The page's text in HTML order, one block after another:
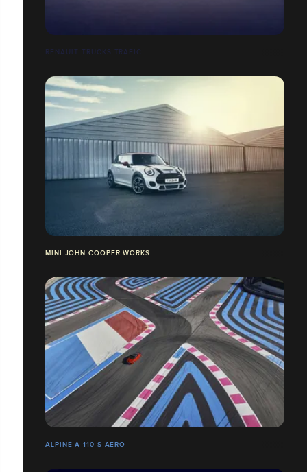
RENAULT TRUCKS TRAFIC
MINI JOHN COOPER WORKS
ALPINE A 110 S AERO